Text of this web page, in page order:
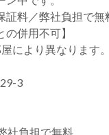
証料／弊社負担で無
併用不可】
により異なります
3
社負担で無料